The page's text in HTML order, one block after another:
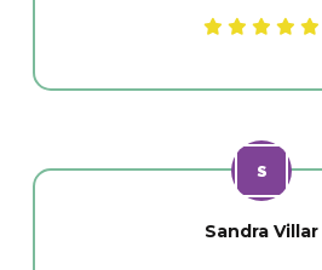
Sandra Villar